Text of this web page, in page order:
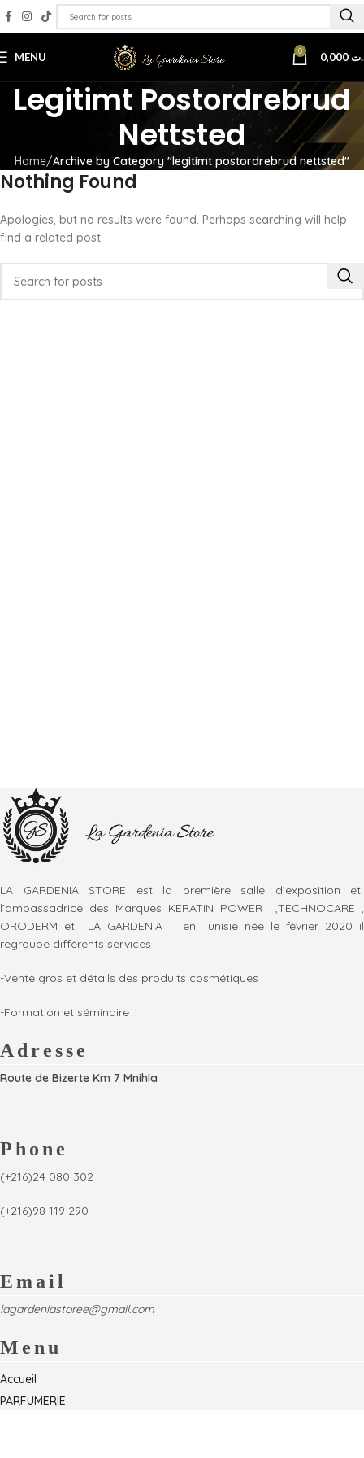
MENU 0
Legitimt Postordrebrud
Nettsted
Home Archive by Category "legitimt postordrebrud nettsted"
Nothing Found
Apologies, but no results were found. Perhaps searching will help
find a related post.
LA GARDENIA STORE est la première salle d’exposition et
l’ambassadrice des Marques KERATIN POWER ,TECHNOCARE ,
ORODERM et LA GARDENIA en Tunisie née le février 2020 il
regroupe différents services
-Vente gros et détails des produits cosmétiques
-Formation et séminaire
Adresse
Route de Bizerte Km 7 Mnihla
Phone
(+216)24 080 302
(+216)98 119 290
Email
lagardeniastoree@gmail.com
Menu
Accueil
PARFUMERIE